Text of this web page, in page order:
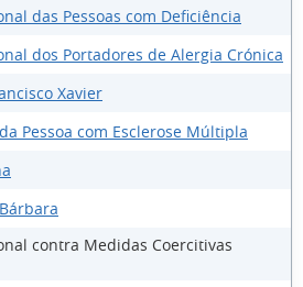
das Pessoas com Deficiência
dos Portadores de Alergia Crónica
Xavier
Pessoa com Esclerose Múltipla
contra Medidas Coercitivas